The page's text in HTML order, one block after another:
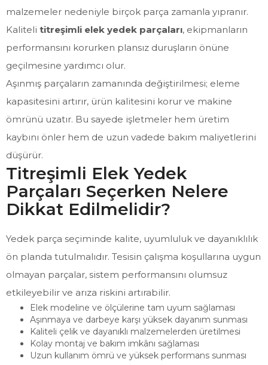
malzemeler nedeniyle birçok parça zamanla yıpranır.
Kaliteli titreşimli elek yedek parçaları, ekipmanların
performansını korurken plansız duruşların önüne
geçilmesine yardımcı olur.
Aşınmış parçaların zamanında değiştirilmesi; eleme
kapasitesini artırır, ürün kalitesini korur ve makine
ömrünü uzatır. Bu sayede işletmeler hem üretim
kaybını önler hem de uzun vadede bakım maliyetlerini
düşürür.
Titreşimli Elek Yedek
Parçaları Seçerken Nelere
Dikkat Edilmelidir?
Yedek parça seçiminde kalite, uyumluluk ve dayanıklılık
ön planda tutulmalıdır. Tesisin çalışma koşullarına uygun
olmayan parçalar, sistem performansını olumsuz
etkileyebilir ve arıza riskini artırabilir.
Elek modeline ve ölçülerine tam uyum sağlaması
Aşınmaya ve darbeye karşı yüksek dayanım sunması
Kaliteli çelik ve dayanıklı malzemelerden üretilmesi
Kolay montaj ve bakım imkânı sağlaması
Uzun kullanım ömrü ve yüksek performans sunması